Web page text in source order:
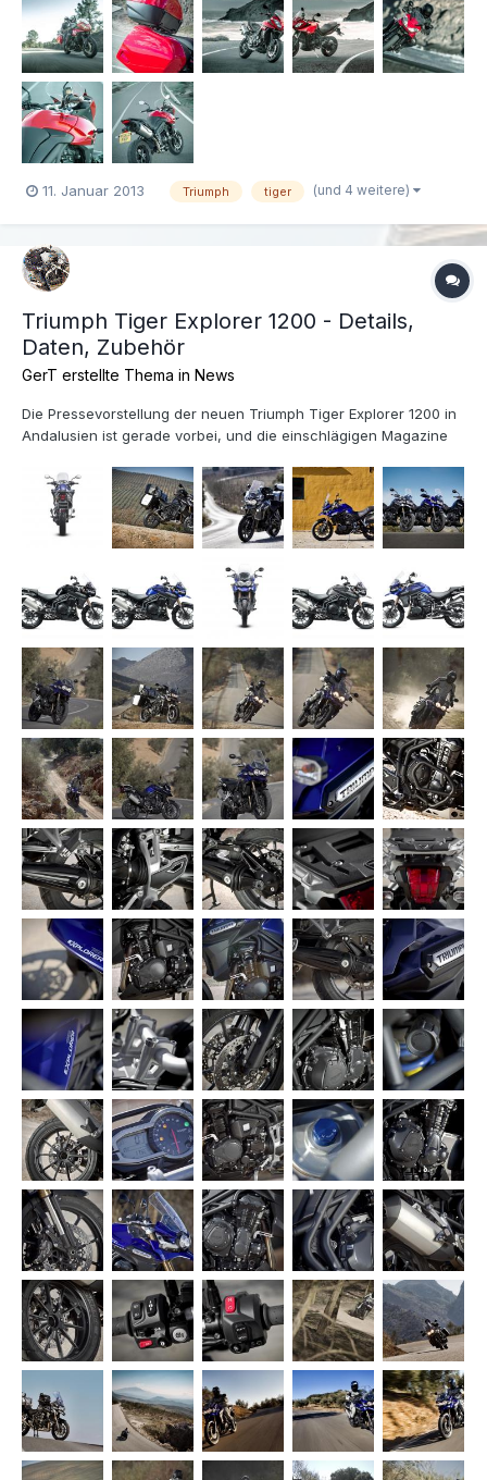
11. Januar 2013 Triumph tiger (und 4 weitere)
Triumph Tiger Explorer 1200 - Details,
Daten, Zubehör
GerT erstellte Thema in News
Die Pressevorstellung der neuen Triumph Tiger Explorer 1200 in
Andalusien ist gerade vorbei, und die einschlägigen Magazine
ausführlich darüber berichten. Triumph hat nun die Daten und
viele Detailbilder des ab März ab 13.790 Euro (Österreich 15...